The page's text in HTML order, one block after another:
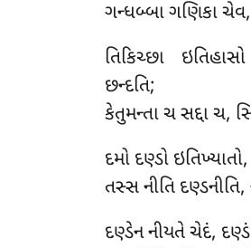
ગન્ધબ્બા ગણિકા
તિકિચ્છા
છન્દતિ;
કેતુમન્તા ચ સદ્દા ચ,
દમો દણ્ડો
તસ્સ નીતિ
દણ્ડેન નીયતે ચેદં,